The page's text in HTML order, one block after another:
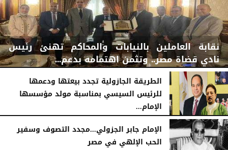
نقابة العاملين بالنيابات والمحاكم تهنئ رئيس
نادي قضاة مصر.. وتثمن اهتمامه بدعم...
الخميس، 6 أغسطس 2026 06:22 مـ
الطريقة الجازولية تجدد بيعتها ودعمها
للرئيس السيسي بمناسبة مولد مؤسسها
الإمام...
الخميس، 6 أغسطس 2026
الإمام جابر الجزولي...مجدد التصوف وسفير
الحب الإلهي في مصر